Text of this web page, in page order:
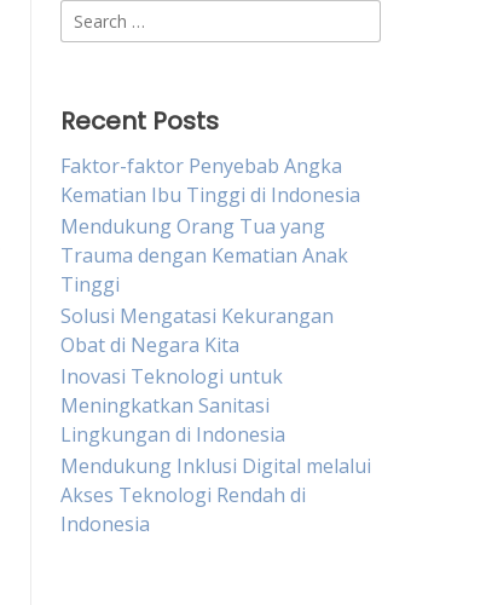
Search
for:
Recent Posts
Faktor-faktor Penyebab Angka
Kematian Ibu Tinggi di Indonesia
Mendukung Orang Tua yang
Trauma dengan Kematian Anak
Tinggi
Solusi Mengatasi Kekurangan
Obat di Negara Kita
Inovasi Teknologi untuk
Meningkatkan Sanitasi
Lingkungan di Indonesia
Mendukung Inklusi Digital melalui
Akses Teknologi Rendah di
Indonesia